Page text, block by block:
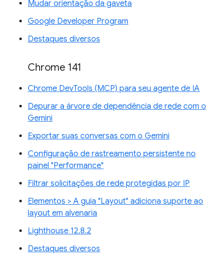
Mudar orientação da gaveta
Google Developer Program
Destaques diversos
Chrome 141
Chrome DevTools (MCP) para seu agente de IA
Depurar a árvore de dependência de rede com o
Gemini
Exportar suas conversas com o Gemini
Configuração de rastreamento persistente no
painel "Performance"
Filtrar solicitações de rede protegidas por IP
Elementos > A guia "Layout" adiciona suporte ao
layout em alvenaria
Lighthouse 12.8.2
Destaques diversos